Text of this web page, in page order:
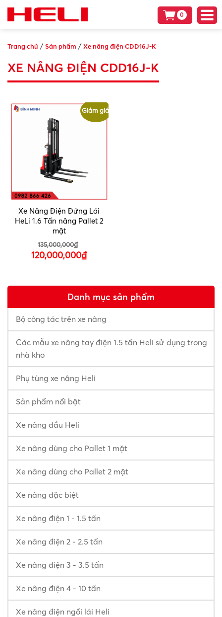
0
Trang chủ /Sản phẩm /Xe nâng điện CDD16J-K
XE NÂNG ĐIỆN CDD16J-K
Giảm giá!
Xe Nâng Điện Đứng Lái
HeLi 1.6 Tấn nâng Pallet 2
mặt
135,000,000₫
gốc
120,000,000₫Giá
là:
120,000,000₫.
Danh mục sản phẩm
Bộ công tác trên xe nâng
Các mẫu xe nâng tay điện 1.5 tấn Heli sử dụng trong
nhà kho
Phụ tùng xe nâng Heli
Sản phẩm nổi bật
Xe nâng dầu Heli
Xe nâng dùng cho Pallet 1 mặt
Xe nâng dùng cho Pallet 2 mặt
Xe nâng đặc biệt
Xe nâng điện 1 - 1.5 tấn
Xe nâng điện 2 - 2.5 tấn
Xe nâng điện 3 - 3.5 tấn
Xe nâng điện 4 - 10 tấn
Xe nâng điện ngồi lái Heli